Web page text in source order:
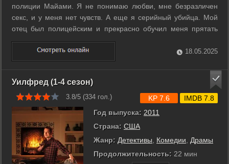
полиции Майами. Я не понимаю любви, мне безразличен
секс, и у меня нет чувств. А еще я серийный убийца. Мой
отец был полицейским и прекрасно обучил меня прятать
улики. Обычным гражданам не стоит меня бояться, я
убиваю только преступников, подонков, до которых почему-
либо не смогла или не ...
18.05.2025
Уилфред (1-4 сезон)
3.8/5 (334 гол.)
Год выпуска: 2011
Страна: США
Жанр: Детективы Комедии
Драмы
Продолжительность: 22 мин
KP 7.6 IMDB 7.8